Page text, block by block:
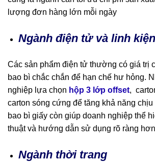
lượng đơn hàng lớn mỗi ngày
Ngành điện tử và linh kiện
Các sản phẩm điện tử thường có giá trị
bao bì chắc chắn để hạn chế hư hỏng.
nghiệp lựa chọn hộp 3 lớp offset,
carton sóng cứng để tăng khả năng
bao bì giấy còn giúp doanh nghiệp thể
thuật và hướng dẫn sử dụng rõ ràng
Ngành thời trang